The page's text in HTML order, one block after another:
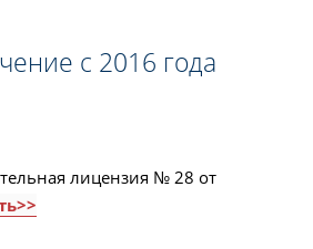
с 2016 года
лицензия № 28 от